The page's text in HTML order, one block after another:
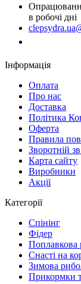
в робочі дні
Інформація
Оплата
Про нас
Доставка
Політика
Оферта
Правила
Зворотній
Карта сайту
Виробники
Акції
Категорії
Спінінг
Фідер
Поплавкова
Снасті на
Зимова
Прикормки